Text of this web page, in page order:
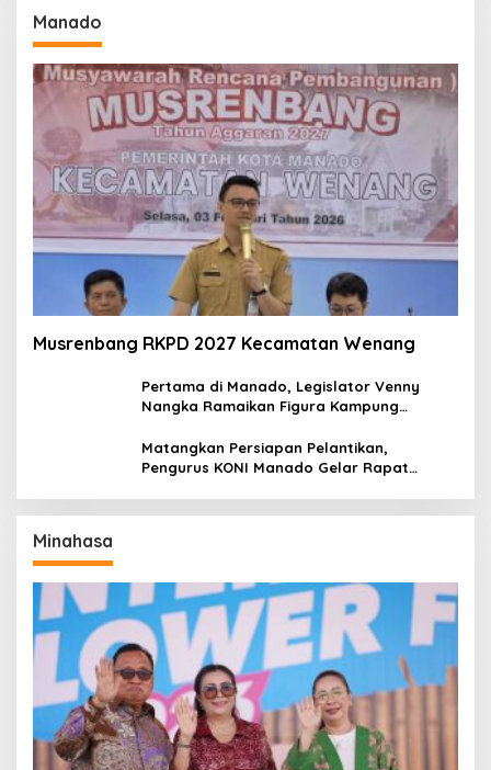
Manado
Musrenbang RKPD 2027 Kecamatan Wenang
Pertama di Manado, Legislator Venny
Nangka Ramaikan Figura Kampung
Matangkan Persiapan Pelantikan,
Pengurus KONI Manado Gelar Rapat
Minahasa